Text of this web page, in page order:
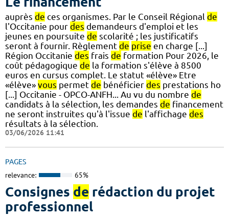
auprès de ces organismes. Par le Conseil Régional de
l'Occitanie pour des demandeurs d'emploi et les
jeunes en poursuite de scolarité ; les justificatifs
seront à fournir. Règlement de prise en charge [...]
Région Occitanie des frais de formation Pour 2026, le
coût pédagogique de la formation s'élève à 8500
euros en cursus complet. Le statut «élève» Etre
«élève» vous permet de bénéficier des prestations ho
[...] Occitanie - OPCO-ANFH... Au vu du nombre de
candidats à la sélection, les demandes de financement
ne seront instruites qu'à l'issue de l'affichage des
résultats à la sélection.
03/06/2026 11:41
PAGES
relevance: 65%
Consignes de rédaction du projet
professionnel